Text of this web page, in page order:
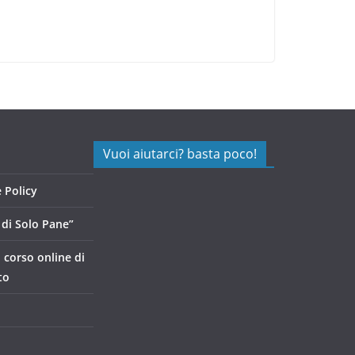
Policy
Solo Pane”
corso online di
Vuoi aiutarci? basta poco!